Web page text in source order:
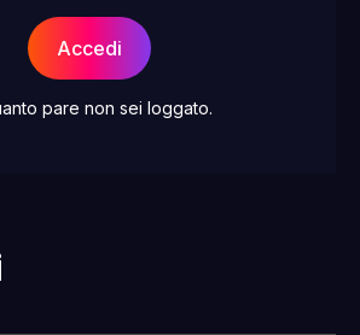
Accedi
pare non sei loggato.